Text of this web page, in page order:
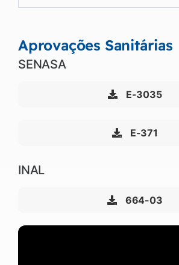
Aprovações Sanitárias
SENASA
E-3035
E-371
INAL
664-03